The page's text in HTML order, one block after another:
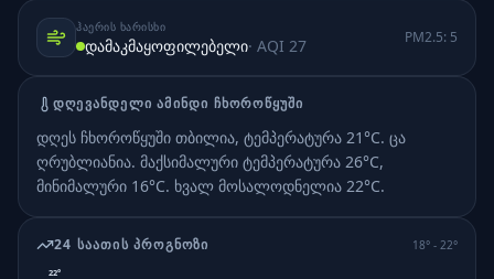
ᲰᲐᲔᲠᲘᲡ ᲮᲐᲠᲘᲡᲮᲘ
დამაკმაყოფილებელი· AQI 27 PM2.5: 5
ᲓᲦᲔᲕᲐᲜᲓᲔᲚᲘ ᲐᲛᲘᲜᲓᲘ ᲩᲮᲝᲠᲝᲬᲧᲣᲨᲘ
დღეს ჩხოროწყუში თბილია, ტემპერატურა 21°C. ცა
ღრუბლიანია. მაქსიმალური ტემპერატურა 26°C,
მინიმალური 16°C. ხვალ მოსალოდნელია 22°C.
24 ᲡᲐᲐᲗᲘᲡ ᲞᲠᲝᲒᲜᲝᲖᲘ 18° - 22°
22°